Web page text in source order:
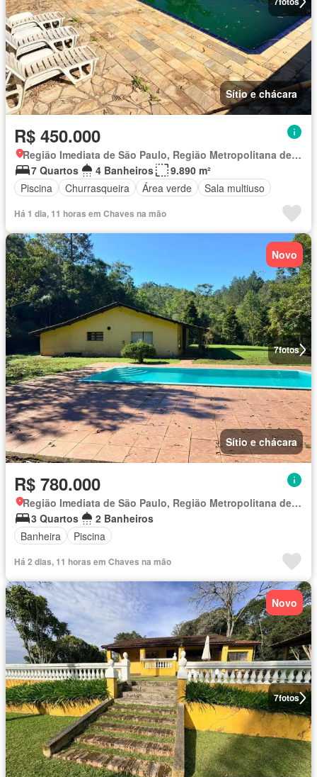
Sítio e chácara
R$ 450.000
Região Imediata de São Paulo, Região Metropolitana de São Paulo
7 Quartos
4 Banheiros
9.890 m²
Piscina
Churrasqueira Área verde Sala multiuso
Há 1 dia, 11 horas em Chaves na mão
7fotos
Novo
Sítio e chácara
R$ 780.000
Região Imediata de São Paulo, Região Metropolitana de São Paulo
3 Quartos
2 Banheiros
Banheira
Piscina
Há 2 dias, 11 horas em Chaves na mão
7fotos
Novo